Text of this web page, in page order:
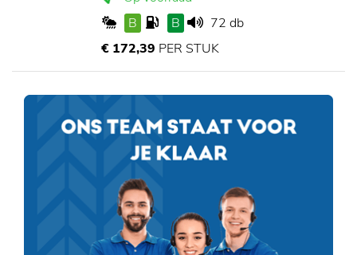
B
B
72 db
€ 172,39 PER STUK